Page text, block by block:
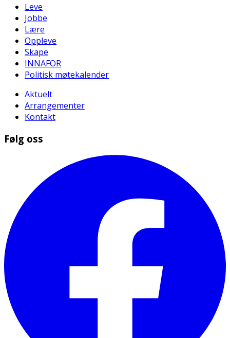
Leve
Jobbe
Lære
Oppleve
Skape
INNAFOR
Politisk møtekalender
Aktuelt
Arrangementer
Kontakt
Følg oss